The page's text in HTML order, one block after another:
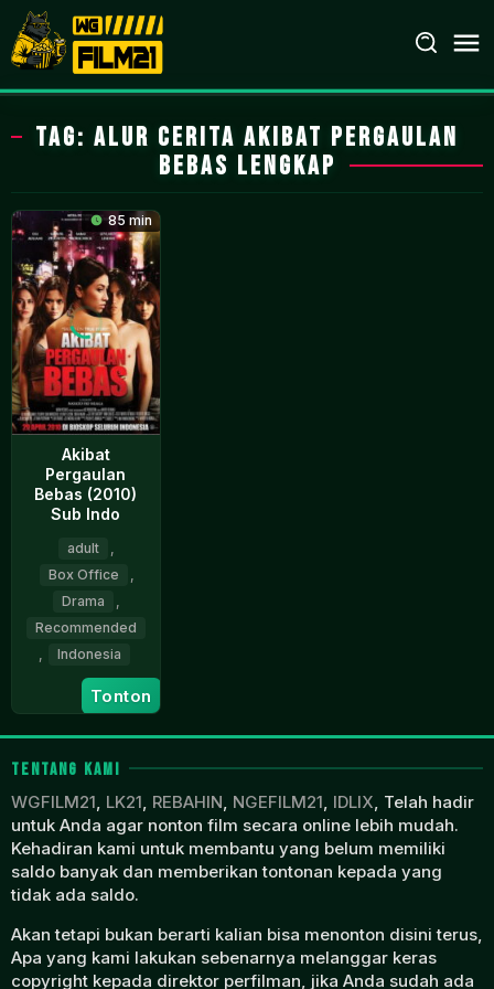
Loncat
ke
konten
Tag: alur cerita akibat pergaulan
bebas lengkap
85 min
Akibat
Pergaulan
Bebas (2010)
Sub Indo
adult
Box Office
Drama
Recommended
Indonesia
29
Apr
2010
Nayato
Fio
Nuala
Tonton
TENTANG KAMI
WGFILM21, LK21, REBAHIN, NGEFILM21, IDLIX, Telah hadir
untuk Anda agar nonton film secara online lebih mudah.
Kehadiran kami untuk membantu yang belum memiliki
saldo banyak dan memberikan tontonan kepada yang
tidak ada saldo.
Akan tetapi bukan berarti kalian bisa menonton disini terus,
Apa yang kami lakukan sebenarnya melanggar keras
copyright kepada direktor perfilman, jika Anda sudah ada